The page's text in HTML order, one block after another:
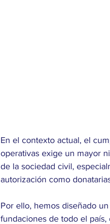
En el contexto actual, el
operativas exige un mayor
de la sociedad civil,
autorización como
Por ello, hemos diseñado un
fundaciones de todo el